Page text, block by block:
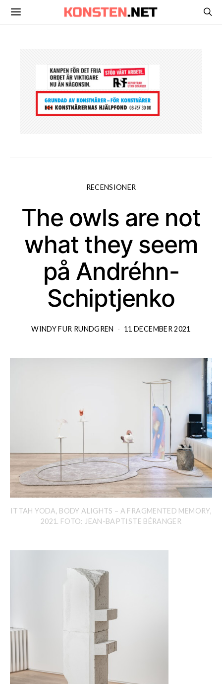
RECENSIONER
The owls are not
what they seem
på Andréhn-
Schiptjenko
WINDY FUR RUNDGREN 11 DECEMBER 2021
ITTAH YODA, BODY ALIGHTS – A FRAGMENTED MEMORY,
2021. FOTO: JEAN-BAPTISTE BÉRANGER